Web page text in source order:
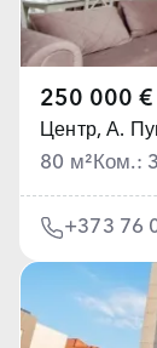
250 000 €
Центр, А.
80 м² Ком.: 3
+373 76